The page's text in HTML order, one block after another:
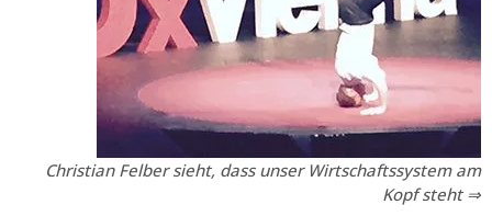
Christian Felber sieht, dass unser Wirtschaftssystem am
Kopf steht ⇒